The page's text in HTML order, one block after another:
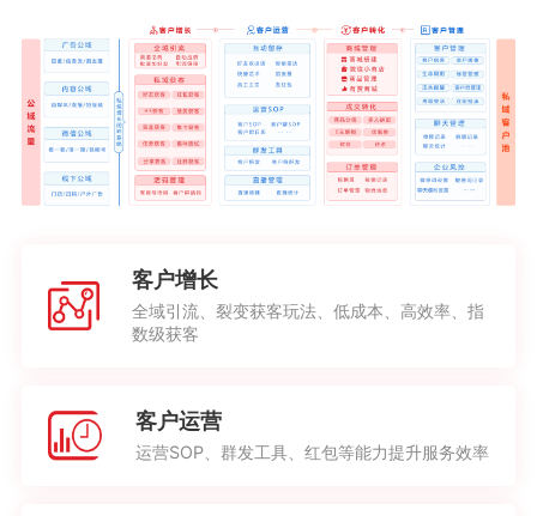
客户增长
全域引流、裂变获客玩法、低成本、高效率、指
数级获客
客户运营
运营SOP、群发工具、红包等能力提升服务效率